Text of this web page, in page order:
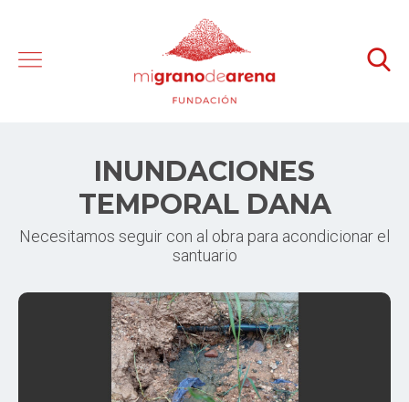
INUNDACIONES
TEMPORAL DANA
Necesitamos seguir con al obra para acondicionar el
santuario